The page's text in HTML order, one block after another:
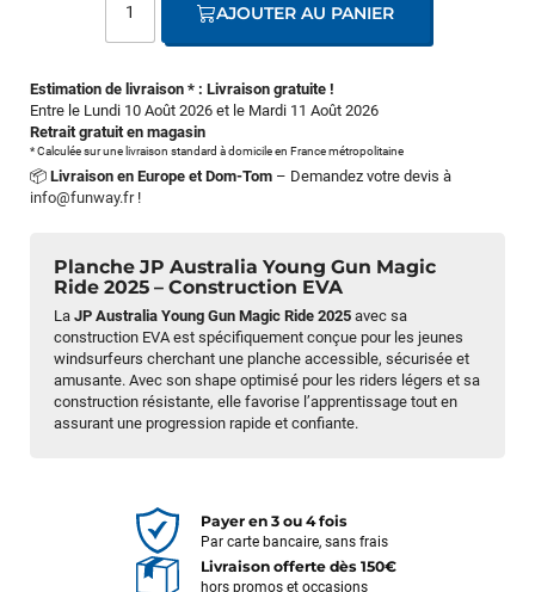
Planche JP Australia Young Gun Magic
Ride 2025 – Construction EVA
La JP Australia Young Gun Magic Ride 2025 avec sa
construction EVA est spécifiquement conçue pour les jeunes
windsurfeurs cherchant une planche accessible, sécurisée et
amusante. Avec son shape optimisé pour les riders légers et sa
construction résistante, elle favorise l’apprentissage tout en
assurant une progression rapide et confiante.
Estimation de livraison * : Livraison gratuite !
Entre le Lundi 10 Août 2026 et le Mardi 11 Août 2026
Retrait gratuit en magasin
* Calculée sur une livraison standard à domicile en France métropolitaine
📦 Livraison en Europe et Dom-Tom – Demandez votre devis à
info@funway.fr!
AJOUTER AU PANIER
Payer en 3 ou 4 fois
Par carte bancaire, sans frais
Livraison offerte dès 150€
hors promos et occasions